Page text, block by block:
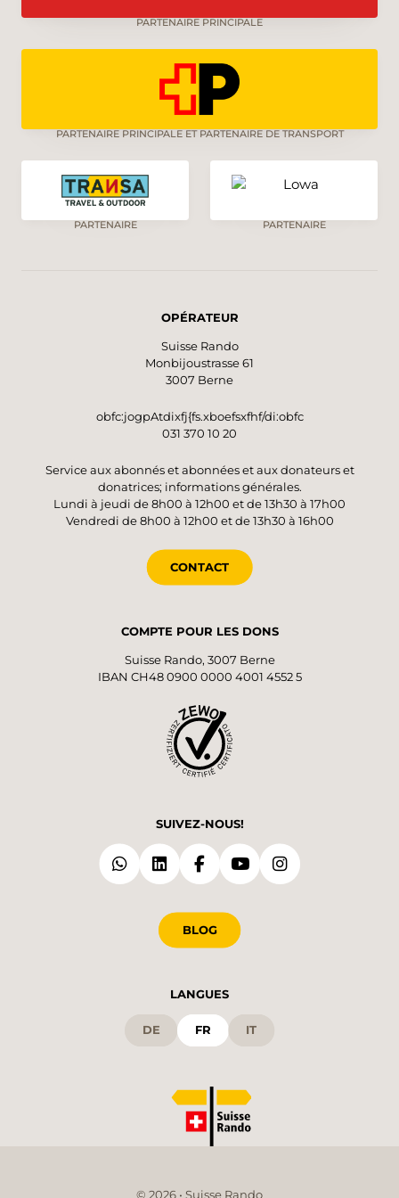
le calcaire, formant ainsi le visage d’un singe.
PARTENAIRE PRINCIPALE
PARTENAIRE PRINCIPALE ET PARTENAIRE DE TRANSPORT
PARTENAIRE PARTENAIRE
OPÉRATEUR
Suisse Rando
Monbijoustrasse 61
3007 Berne
obfc:jogpAtdixfj{fs.xboefsxfhf/di:obfc
031 370 10 20
Service aux abonnés et abonnées et aux donateurs et
donatrices; informations générales.
Lundi à jeudi de 8h00 à 12h00 et de 13h30 à 17h00
Vendredi de 8h00 à 12h00 et de 13h30 à 16h00
CONTACT
COMPTE POUR LES DONS
Suisse Rando, 3007 Berne
IBAN CH48 0900 0000 4001 4552 5
SUIVEZ-NOUS!
BLOG
LANGUES
DE FR IT
© 2026 • Suisse Rando